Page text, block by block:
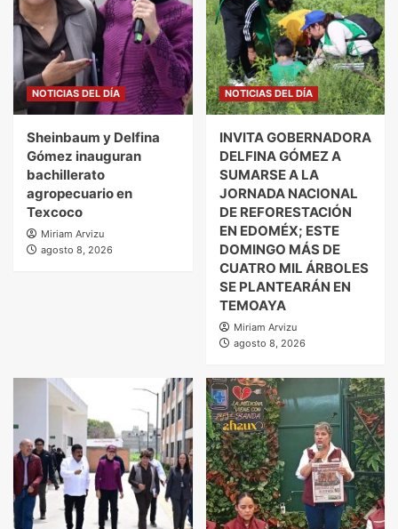
NOTICIAS DEL DÍA
Sheinbaum y Delfina
Gómez inauguran
bachillerato
agropecuario en
Texcoco
Miriam Arvizu
agosto 8, 2026
NOTICIAS DEL DÍA
INVITA GOBERNADORA
DELFINA GÓMEZ A
SUMARSE A LA
JORNADA NACIONAL
DE REFORESTACIÓN
EN EDOMÉX; ESTE
DOMINGO MÁS DE
CUATRO MIL ÁRBOLES
SE PLANTEARÁN EN
TEMOAYA
Miriam Arvizu
agosto 8, 2026